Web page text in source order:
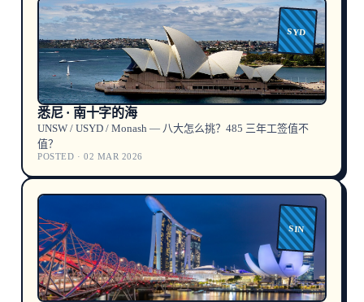
SYD
悉尼 · 南十字的海
UNSW / USYD / Monash — 八大怎么挑？485 三年工签值不
值？
POSTED · 02 MAR 2026
SIN